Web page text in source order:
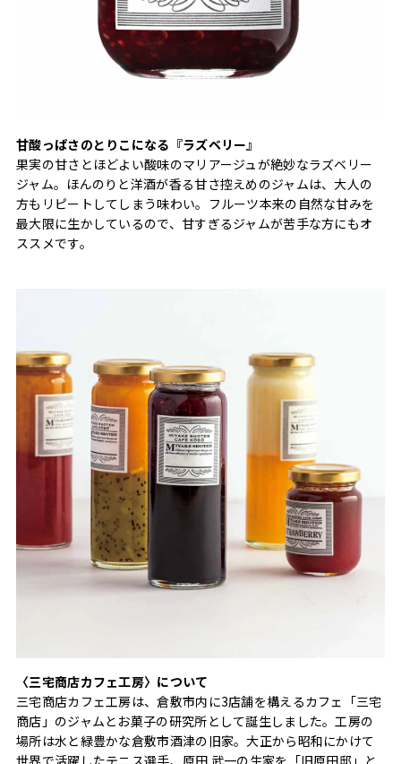
甘酸っぱさのとりこになる『ラズベリー』
果実の甘さとほどよい酸味のマリアージュが絶妙なラズベリー
ジャム。ほんのりと洋酒が香る甘さ控えめのジャムは、大人の
方もリピートしてしまう味わい。フルーツ本来の自然な甘みを
最大限に生かしているので、甘すぎるジャムが苦手な方にもオ
ススメです。
〈三宅商店カフェ工房〉について
三宅商店カフェ工房は、倉敷市内に3店舗を構えるカフェ「三宅
商店」のジャムとお菓子の研究所として誕生しました。工房の
場所は水と緑豊かな倉敷市酒津の旧家。大正から昭和にかけて
世界で活躍したテニス選手、原田 武一の生家を「旧原田邸」と